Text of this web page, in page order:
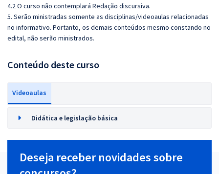
4.2 O curso não contemplará Redação discursiva.
5. Serão ministradas somente as disciplinas/videoaulas relacionadas
no informativo. Portanto, os demais conteúdos mesmo constando no
edital, não serão ministrados.
Conteúdo deste curso
Videoaulas
Didática e legislação básica
Deseja receber novidades sobre